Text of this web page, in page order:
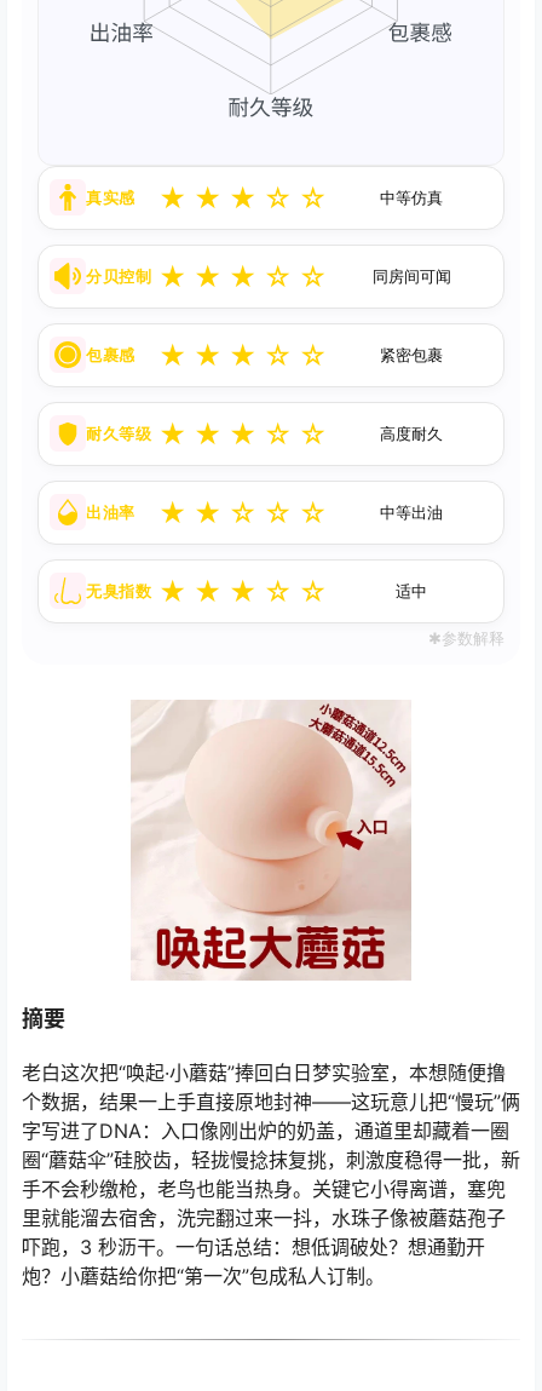
真实感 ★ ★ ★ ☆ ☆ 中等仿真
分贝控制 ★ ★ ★ ☆ ☆ 同房间可闻
包裹感 ★ ★ ★ ☆ ☆ 紧密包裹
耐久等级 ★ ★ ★ ☆ ☆ 高度耐久
出油率 ★ ★ ☆ ☆ ☆ 中等出油
无臭指数 ★ ★ ★ ☆ ☆ 适中
✱参数解释
摘要
老白这次把“唤起·小蘑菇”捧回白日梦实验室，本想随便撸
个数据，结果一上手直接原地封神——这玩意儿把“慢玩”俩
字写进了DNA：入口像刚出炉的奶盖，通道里却藏着一圈
圈“蘑菇伞”硅胶齿，轻拢慢捻抹复挑，刺激度稳得一批，新
手不会秒缴枪，老鸟也能当热身。关键它小得离谱，塞兜
里就能溜去宿舍，洗完翻过来一抖，水珠子像被蘑菇孢子
吓跑，3 秒沥干。一句话总结：想低调破处？想通勤开
炮？小蘑菇给你把“第一次”包成私人订制。